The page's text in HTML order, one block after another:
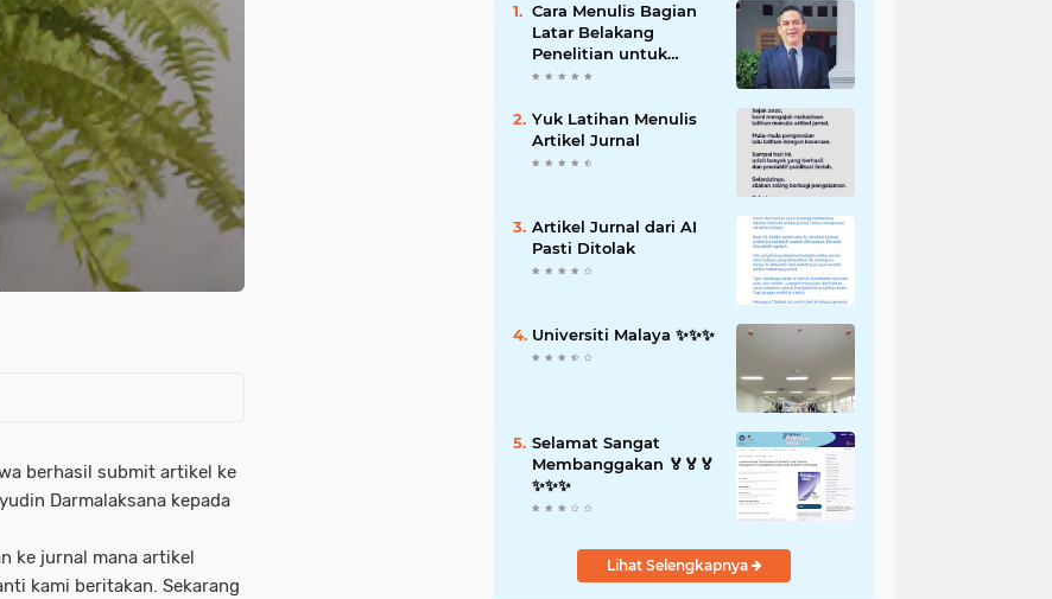
berhasil submit artikel ke
Darmalaksana kepada
ke jurnal mana artikel
kami beritakan. Sekarang
Cara Menulis Bagian
Latar Belakang
Penelitian untuk
Proposal Skripsi
Yuk Latihan Menulis
Artikel Jurnal
Artikel Jurnal dari AI
Pasti Ditolak
Universiti Malaya ✨️✨️✨️
Selamat Sangat
Membanggakan 🏅🏅🏅
✨️✨️✨️
Lihat Selengkapnya